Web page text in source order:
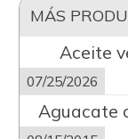
MÁS
Aceite
07/25/2026
Aguacate